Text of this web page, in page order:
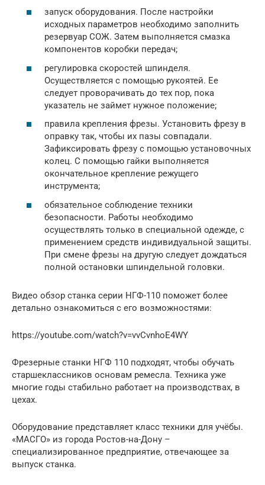
запуск оборудования. После настройки
исходных параметров необходимо заполнить
резервуар СОЖ. Затем выполняется смазка
компонентов коробки передач;
регулировка скоростей шпинделя.
Осуществляется с помощью рукоятей. Ее
следует проворачивать до тех пор, пока
указатель не займет нужное положение;
правила крепления фрезы. Установить фрезу в
оправку так, чтобы их пазы совпадали.
Зафиксировать фрезу с помощью установочных
колец. С помощью гайки выполняется
окончательное крепление режущего
инструмента;
обязательное соблюдение техники
безопасности. Работы необходимо
осуществлять только в специальной одежде, с
применением средств индивидуальной защиты.
При смене фрезы на другую следует дождаться
полной остановки шпиндельной головки.
Видео обзор станка серии НГФ-110 поможет более
детально ознакомиться с его возможностями:
https://youtube.com/watch?v=vvCvnhoE4WY
Фрезерные станки НГФ 110 подходят, чтобы обучать
старшеклассников основам ремесла. Техника уже
многие годы стабильно работает на производствах, в
цехах.
Оборудование представляет класс техники для учёбы.
«МАСГО» из города Ростов-на-Дону –
специализированное предприятие, отвечающее за
выпуск станка.